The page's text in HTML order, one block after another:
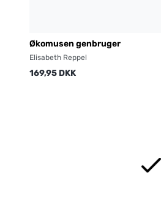
Økomusen genbruger
Elisabeth Reppel
169,95 DKK